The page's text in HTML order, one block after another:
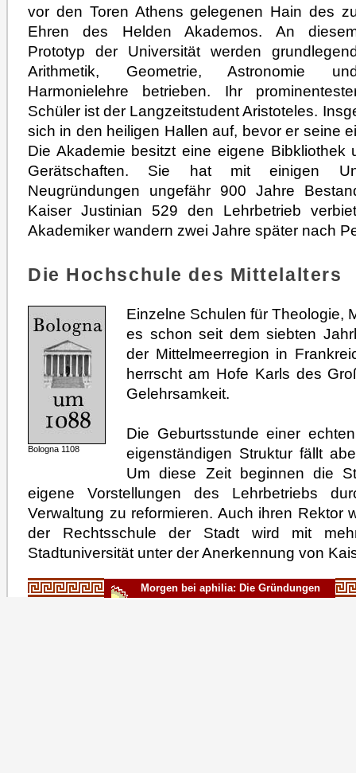
vor den Toren Athens gelegenen Hain des
Ehren des Helden Akademos. An
Prototyp der Universität werden
Arithmetik, Geometrie, Astronomie
Harmonielehre betrieben. Ihr
Schüler ist der Langzeitstudent Aristoteles.
sich in den heiligen Hallen auf, bevor er seine
Die Akademie besitzt eine eigene Bibkliothek
Gerätschaften. Sie hat mit einigen
Neugründungen ungefähr 900 Jahre
Kaiser Justinian 529 den Lehrbetrieb
Akademiker wandern zwei Jahre später nach
Die Hochschule des Mittelalters
Bologna 1108
Einzelne Schulen für Theologie,
es schon seit dem siebten
der Mittelmeerregion in
herrscht am Hofe Karls des
Gelehrsamkeit.
Die Geburtsstunde einer
eigenständigen Struktur fällt
Um diese Zeit beginnen die
eigene Vorstellungen des Lehrbetriebs
Verwaltung zu reformieren. Auch ihren Rektor
der Rechtsschule der Stadt wird mit
Stadtuniversität unter der Anerkennung von
Morgen bei aphilia: Die Gründungen